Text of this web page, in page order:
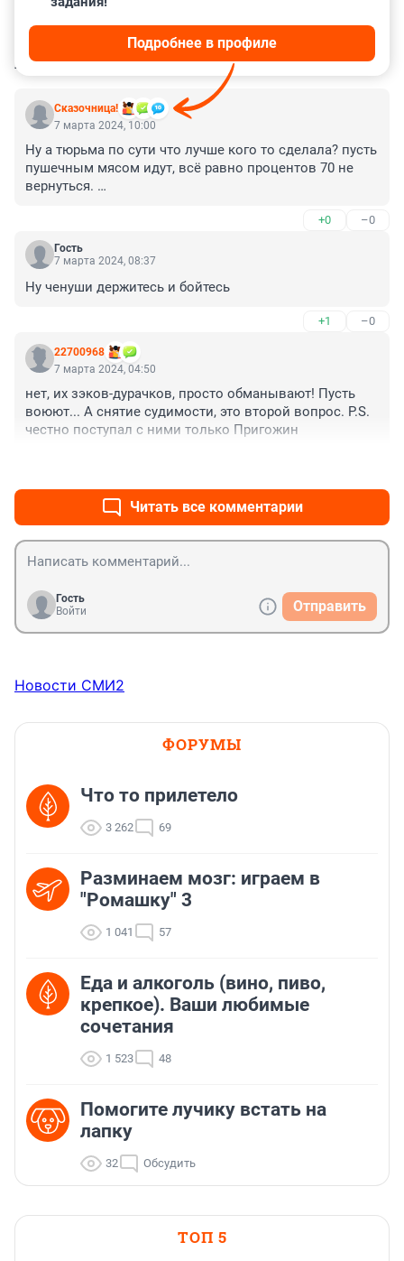
КОММЕНТАРИИ 226
Сказочница!
Подробнее в профиле
7 марта 2024, 10:00
Ну а тюрьма по сути что лучше кого то сделала? пусть
пушечным мясом идут, всё равно процентов 70 не
вернуться.
непонятно...
народ то в армию тоже где то надо брать, пусть так-
+0 –0
Гость
7 марта 2024, 08:37
Ну ченуши держитесь и бойтесь
+1 –0
22700968
7 марта 2024, 04:50
нет, их зэков-дурачков, просто обманывают! Пусть
воюют... А снятие судимости, это второй вопрос. P.S.
честно поступал с ними только Пригожин
Читать все комментарии
Гость
Войти
Отправить
Новости СМИ2
ФОРУМЫ
Что то прилетело
3 262 69
Разминаем мозг: играем в
"Ромашку" 3
1 041 57
Еда и алкоголь (вино, пиво,
крепкое). Ваши любимые
сочетания
1 523 48
Помогите лучику встать на
лапку
32 Обсудить
ТОП 5